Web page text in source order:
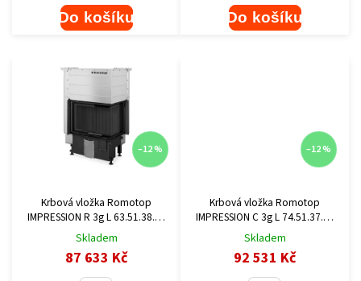
Do košíku Do košíku
–12 %
Krbová vložka Romotop
IMPRESSION R 3g L 63.51.38.16
(bez odkouření)
Skladem
87 633 Kč
–12 %
Krbová vložka Romotop
IMPRESSION C 3g L 74.51.37.24
(bez odkouření)
Skladem
92 531 Kč